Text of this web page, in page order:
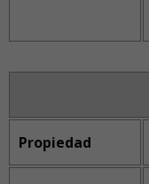
Propiedad